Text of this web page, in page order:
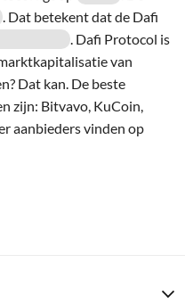
. Dat betekent dat de Dafi
. Dafi Protocol is
van
Dat kan. De beste
zijn: Bitvavo, KuCoin,
aanbieders vinden op